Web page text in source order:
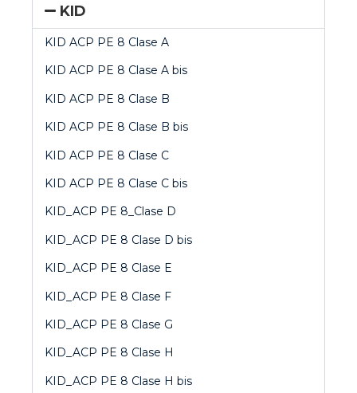
KID
KID ACP PE 8 Clase A
KID ACP PE 8 Clase A bis
KID ACP PE 8 Clase B
KID ACP PE 8 Clase B bis
KID ACP PE 8 Clase C
KID ACP PE 8 Clase C bis
KID_ACP PE 8_Clase D
KID_ACP PE 8 Clase D bis
KID_ACP PE 8 Clase E
KID_ACP PE 8 Clase F
KID_ACP PE 8 Clase G
KID_ACP PE 8 Clase H
KID_ACP PE 8 Clase H bis